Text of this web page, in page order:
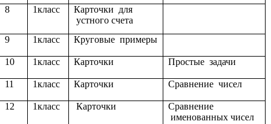
8
1класс
Карточки для
устного счета
9
1класс Круговые примеры
10 1класс Карточки Простые задачи
11 1класс Карточки Сравнение чисел
12 1класс Карточки
Сравнение
именованных чисел